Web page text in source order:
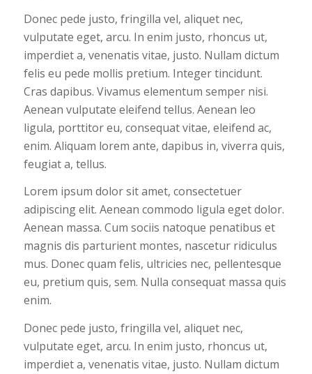
Donec pede justo, fringilla vel, aliquet nec,
vulputate eget, arcu. In enim justo, rhoncus ut,
imperdiet a, venenatis vitae, justo. Nullam dictum
felis eu pede mollis pretium. Integer tincidunt.
Cras dapibus. Vivamus elementum semper nisi.
Aenean vulputate eleifend tellus. Aenean leo
ligula, porttitor eu, consequat vitae, eleifend ac,
enim. Aliquam lorem ante, dapibus in, viverra quis,
feugiat a, tellus.
Lorem ipsum dolor sit amet, consectetuer
adipiscing elit. Aenean commodo ligula eget dolor.
Aenean massa. Cum sociis natoque penatibus et
magnis dis parturient montes, nascetur ridiculus
mus. Donec quam felis, ultricies nec, pellentesque
eu, pretium quis, sem. Nulla consequat massa quis
enim.
Donec pede justo, fringilla vel, aliquet nec,
vulputate eget, arcu. In enim justo, rhoncus ut,
imperdiet a, venenatis vitae, justo. Nullam dictum